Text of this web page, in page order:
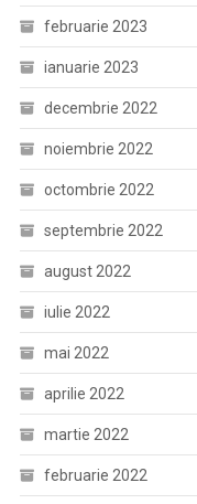
februarie 2023
ianuarie 2023
decembrie 2022
noiembrie 2022
octombrie 2022
septembrie 2022
august 2022
iulie 2022
mai 2022
aprilie 2022
martie 2022
februarie 2022